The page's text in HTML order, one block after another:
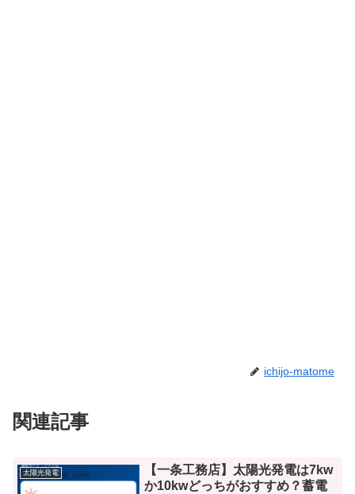
ichijo-matome
関連記事
太陽光発電
【一条工務店】太陽光発電は7kw
か10kwどっちがおすすめ？蓄電